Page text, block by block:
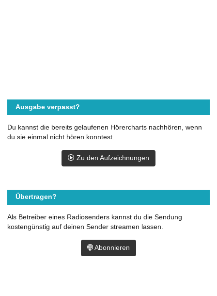
Ausgabe verpasst?
Du kannst die bereits gelaufenen Hörercharts nachhören, wenn
du sie einmal nicht hören konntest.
Zu den Aufzeichnungen
Übertragen?
Als Betreiber eines Radiosenders kannst du die Sendung
kostengünstig auf deinen Sender streamen lassen.
Abonnieren